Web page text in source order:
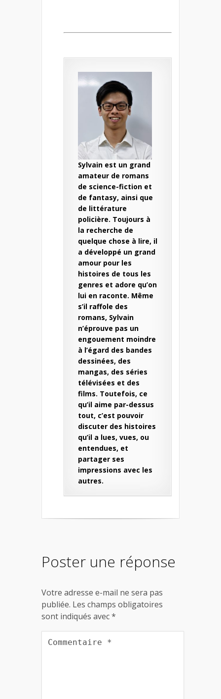
Sylvain est un grand
amateur de romans
de science-fiction et
de fantasy, ainsi que
de littérature
policière. Toujours à
la recherche de
quelque chose à lire, il
a développé un grand
amour pour les
histoires de tous les
genres et adore qu’on
lui en raconte. Même
s’il raffole des
romans, Sylvain
n’éprouve pas un
engouement moindre
à l’égard des bandes
dessinées, des
mangas, des séries
télévisées et des
films. Toutefois, ce
qu’il aime par-dessus
tout, c’est pouvoir
discuter des histoires
qu’il a lues, vues, ou
entendues, et
partager ses
impressions avec les
autres.
Poster une réponse
Votre adresse e-mail ne sera pas
publiée. Les champs obligatoires
sont indiqués avec*